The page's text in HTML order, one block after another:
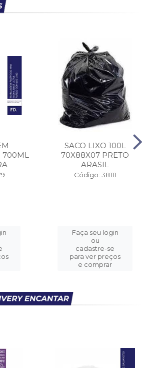
700ML
SACO LIXO 100L
70X88X07 PRETO
ARASIL
Código: 38111
Faça seu login
ou
cadastre-se
para ver preços
e comprar